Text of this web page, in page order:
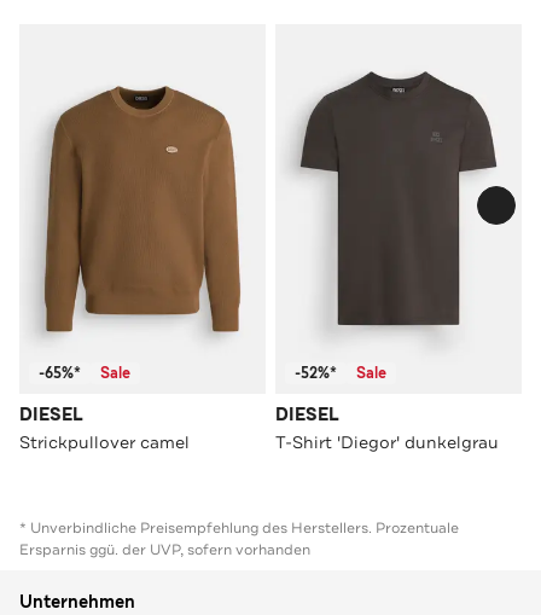
-65%* Sale
DIESEL
Strickpullover camel
-52%* Sale
DIESEL
T-Shirt 'Diegor' dunkelgrau
* Unverbindliche Preisempfehlung des Herstellers. Prozentuale
Ersparnis ggü. der UVP, sofern vorhanden
Unternehmen